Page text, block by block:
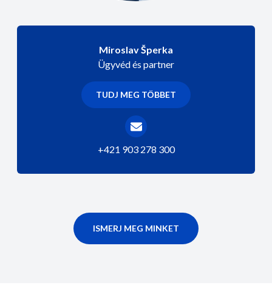
Miroslav Šperka
Ügyvéd és partner
TUDJ MEG TÖBBET
+421 903 278 300
ISMERJ MEG MINKET